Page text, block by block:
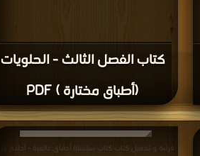
كتاب الفصل الثالث - الحلويات
(أطباق مختارة ) PDF
قراءة و تحميل كتاب كتاب سلسلة أطباق عالمية - أحلام من